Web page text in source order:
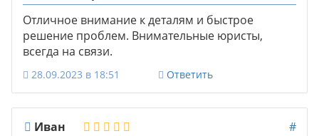
Отличное внимание к деталям и быстрое
решение проблем. Внимательные юристы,
всегда на связи.
28.09.2023 в 18:51 Ответить
Иван
#